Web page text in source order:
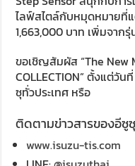
ไลฟ์สไตล์กับหมุดหมายที่
1,663,000 บาท เพิ่มจาก
ขอเชิญสัมผัส “The New
COLLECTION” ตั้งแต่วั
ซุทั่วประเทศ หรือ
ติดตามข่าวสารของอีซู
www.isuzu-tis.com